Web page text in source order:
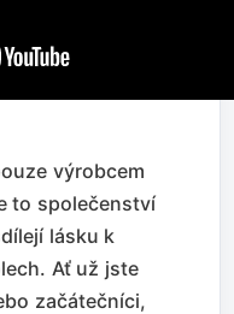
výrobcem
to společenství
lásku k
Ať už jste
začátečníci,